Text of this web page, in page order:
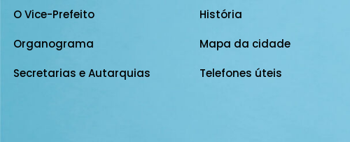
O Vice-Prefeito
Organograma
Secretarias e Autarquias
História
Mapa da cidade
Telefones úteis